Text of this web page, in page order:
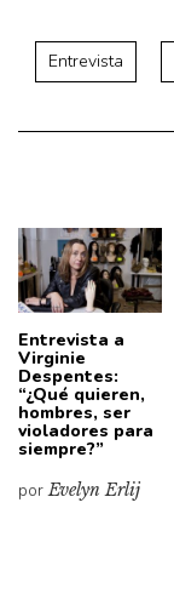
Entrevista
Entrevista a
Virginie
Despentes:
“¿Qué quieren,
hombres, ser
violadores para
siempre?”
porEvelyn Erlij